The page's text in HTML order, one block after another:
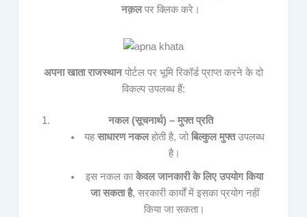
नक़लपर क्लिक करे।
अपना खाता राजस्थानपोर्टल पर भूमि रिकॉर्ड प्राप्त करने के दो
विकल्प उपलब्ध हैं:
नकल (सूचनार्थ) – मुफ्त प्रति
यहसाधारण नकलहोती है, जोबिल्कुल मुफ्तउपलब्ध
है।
इस नकल काकेवल जानकारी के लिए उपयोग किया
जा सकता है, सरकारी कार्यों में इसका प्रयोग नहीं
किया जा सकता।